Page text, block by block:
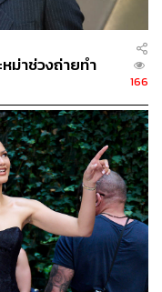
ติบโตและ
พียงแค่ทรงผมเท่านั้น
กลืนและสอดคล้อง
ต่งหน้าและทำผมมือ
มจริงที่สุดในทุกช่วง
ห้Challengersเรียก
ครได้ไม่น้อย
hair-makeu
ม่าช่วงถ่ายทำ
166